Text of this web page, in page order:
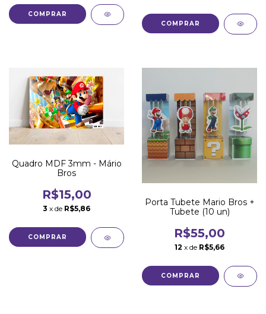
Quadro MDF 3mm - Mário
Bros
R$15,00
3 x de R$5,86
COMPRAR
Porta Tubete Mario Bros +
Tubete (10 un)
R$55,00
12 x de R$5,66